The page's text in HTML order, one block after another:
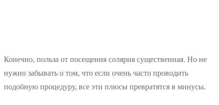
Конечно, польза от посещения солярия существенная. Но не
нужно забывать о том, что если очень часто проводить
подобную процедуру, все эти плюсы превратятся в минусы.